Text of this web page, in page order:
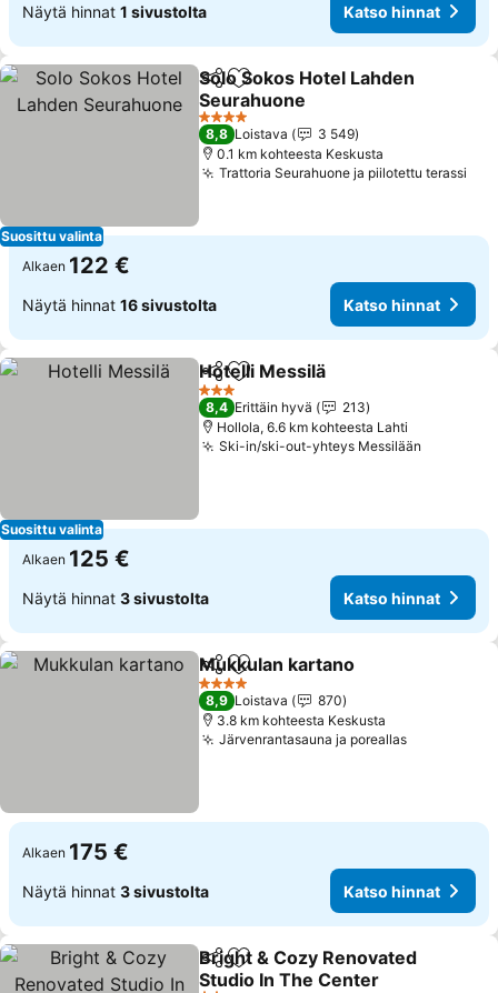
Näytä hinnat 1 sivustolta Katso hinnat
Suosittu valinta
Jaa Lisää suosikkeihin
Solo Sokos Hotel Lahden
Seurahuone
Katso hinnat
4 Tähtiluokitus
8,8 Loistava
3 549
0.1 km kohteesta Keskusta
Trattoria Seurahuone ja piilotettu terassi
Alkaen 122 €
Näytä hinnat 16 sivustolta Katso hinnat
Suosittu valinta
Jaa Lisää suosikkeihin
Hotelli Messilä
3 Tähtiluokitus
8,4 Erittäin hyvä
213
Hollola, 6.6 km kohteesta Lahti
Ski-in/ski-out-yhteys Messilään
Alkaen 125 €
Näytä hinnat 3 sivustolta Katso hinnat
Jaa Lisää suosikkeihin
Mukkulan kartano
4 Tähtiluokitus
8,9 Loistava
870
3.8 km kohteesta Keskusta
Järvenrantasauna ja poreallasKatso
Alkaen 175 €
Näytä hinnat 3 sivustolta Katso hinnat
Jaa Lisää suosikkeihin
Bright & Cozy Renovated
Studio In The Center